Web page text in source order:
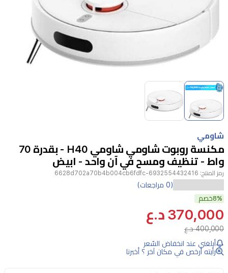
Item
1
of
1
2
شاومي
مكنسة روبوت شاومي شاومي H40 - بقدرة 70
واط - تنظيف ومسح في آن واحد - ابيض
رمز المنتج: 6932554432416-6628d702a70b4b004cb6fdfc
شاومي
H40
الروبوتية
البيضاء
توفر
(0 مراجعات)
8%خصم
370,000 د.ع
400,000 د.ع
أبلغني عند انخفاض السّعر
رأيته أرخص في مكان آخر ؟ أخبرنا